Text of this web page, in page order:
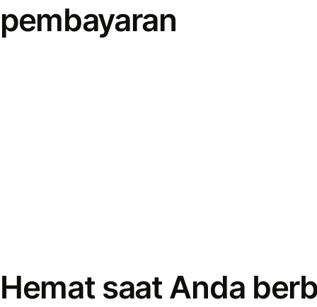
pembayaran
Hemat saat Anda